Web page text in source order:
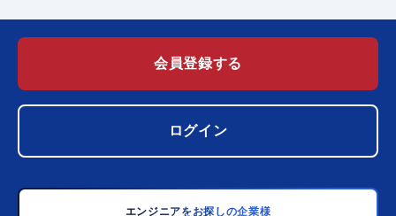
会員登録する
ログイン
エンジニアをお探しの企業様